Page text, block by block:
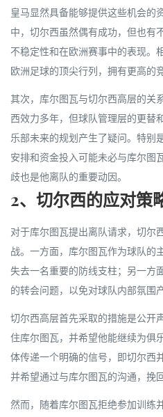
皇马显然具备能够提供这些机会的
中，切尔西虽然偶有成功，但也有
不稳定性和在欧洲赛事中的表现。
欧洲足球的顶尖行列，拥有更高的
其次，库尔图瓦与切尔西高层的关
西效力多年，但球队管理层的更替
乐部未来的规划产生了疑问。特别
安排和资金投入可能未必与库尔图
歧也是他离队的重要动因。
2、切尔西的应对策
对于库尔图瓦提出离队请求，切尔
战。一方面，库尔图瓦作为球队的
失去一名重要的防线支柱；另一方
的转会问题，以免对球队内部氛围
切尔西高层首先采取的措施是公开
住库尔图瓦，并希望他能继续为俱
体传递一个明确的信号，即切尔西
并希望通过与库尔图瓦的沟通，挽
然而，随着库尔图瓦拒绝参加训练